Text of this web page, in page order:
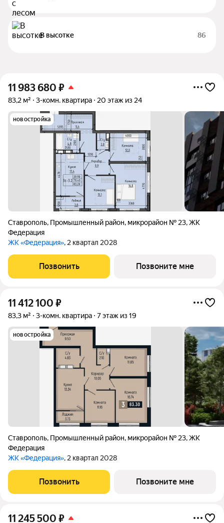
В высотке 86
11 983 680 ₽
83,2 м² 3-комн. квартира 20 этаж из 24
новостройка
Ставрополь, Промышленный район, микрорайон № 23,ЖК
Федерация
ЖК «Федерация», 2 квартал 2028
Позвонить Позвоните мне
11 412 100 ₽
83,3 м² 3-комн. квартира 7 этаж из 19
новостройка
Ставрополь, Промышленный район, микрорайон № 23,ЖК
Федерация
ЖК «Федерация», 2 квартал 2028
Позвонить Позвоните мне
11 245 500 ₽